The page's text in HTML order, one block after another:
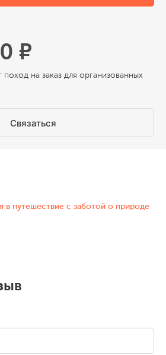
₽
на заказ для организованных
Связаться
в путешествие с заботой о природе